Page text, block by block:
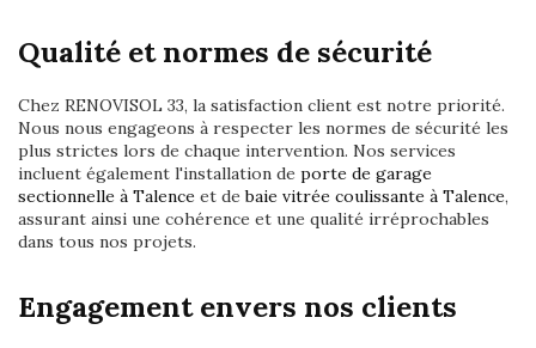
Qualité et normes de sécurité
Chez RENOVISOL 33, la satisfaction client est notre priorité.
Nous nous engageons à respecter les normes de sécurité les
plus strictes lors de chaque intervention. Nos services
incluent également l'installation de porte de garage
sectionnelle à Talence et debaie vitrée coulissante à Talence,
assurant ainsi une cohérence et une qualité irréprochables
dans tous nos projets.
Engagement envers nos clients